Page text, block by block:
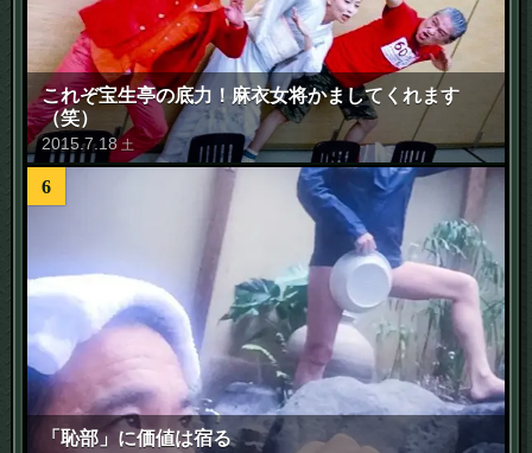
これぞ宝生亭の底力！麻衣女将かましてくれます
（笑）
2015.7. 18 土
6
「恥部」に価値は宿る